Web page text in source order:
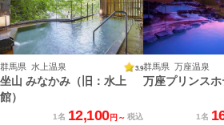
群馬県 水上温泉 3.9
坐山 みなかみ（旧：水上
館）
1名 12,100円～ 税込
群馬県 万座温泉
万座プリンス
1名